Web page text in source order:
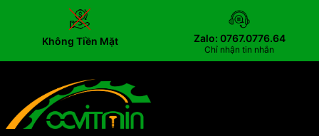
Không Tiền Mặt Zalo: 0767.0776.64
Chỉ nhận tin nhắn